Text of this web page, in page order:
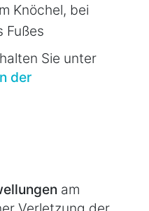
Knöchel, bei
Fußes
Sie unter
der
am